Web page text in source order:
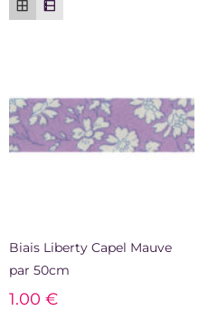
Biais Liberty Capel Mauve
par 50cm
1.00 €